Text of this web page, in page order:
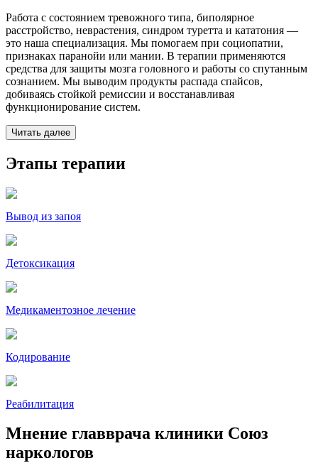
Работа с состоянием тревожного типа, биполярное
расстройство, неврастения, синдром туретта и кататония —
это наша специализация. Мы помогаем при социопатии,
признаках паранойи или мании. В терапии применяются
средства для защиты мозга головного и работы со спутанным
сознанием. Мы выводим продукты распада спайсов,
добиваясь стойкой ремиссии и восстанавливая
функционирование систем.
Читать далее
Этапы терапии
Вывод из запоя
Детоксикация
Медикаментозное лечение
Кодирование
Реабилитация
Мнение главврача клиники Союз
наркологов